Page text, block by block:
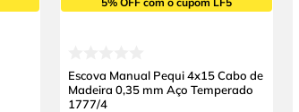
Escova Manual Pequi 4x15 Cabo de
Madeira 0,35 mm Aço Temperado
1777/4